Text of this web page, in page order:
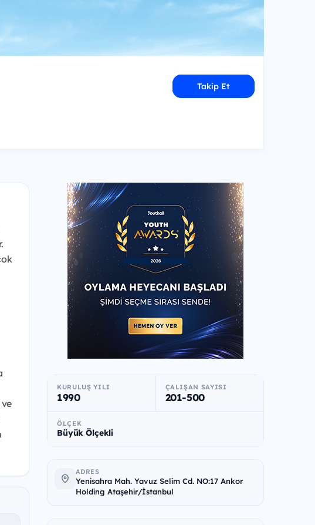
Takip Et
KURULUŞ YILI
1990
ÇALIŞAN SAYISI
201-500
ÖLÇEK
Büyük Ölçekli
ADRES
Yenisahra Mah. Yavuz Selim Cd. NO:17 Ankor
Holding Ataşehir/İstanbul